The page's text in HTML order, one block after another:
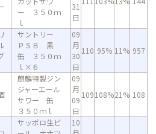
ー ３５０ｍ
ｌ
31
日
サントリー
ＰＳＢ 黒
缶 ３５０ｍ
ｌ×６
09
月
30
日
110 95% 11% 957
麒麟特製ジン
ジャーエール
サワー 缶
３５０ｍｌ
09
月
09
日
109108%21% 108
サッポロ生ビ
10